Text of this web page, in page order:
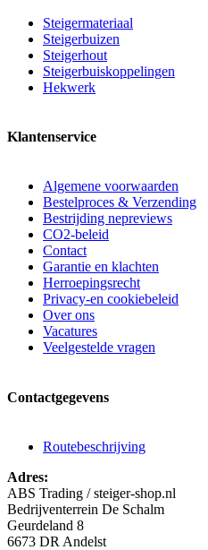
Steigermateriaal
Steigerbuizen
Steigerhout
Steigerbuiskoppelingen
Hekwerk
Klantenservice
Algemene voorwaarden
Bestelproces & Verzending
Bestrijding nepreviews
CO2-beleid
Contact
Garantie en klachten
Herroepingsrecht
Privacy-en cookiebeleid
Over ons
Vacatures
Veelgestelde vragen
Contactgegevens
Routebeschrijving
Adres:
ABS Trading / steiger-shop.nl
Bedrijventerrein De Schalm
Geurdeland 8
6673 DR Andelst